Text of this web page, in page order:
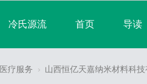
冷氏源流 首页 导读
医疗服务 › 山西恒亿天嘉纳米材料科技